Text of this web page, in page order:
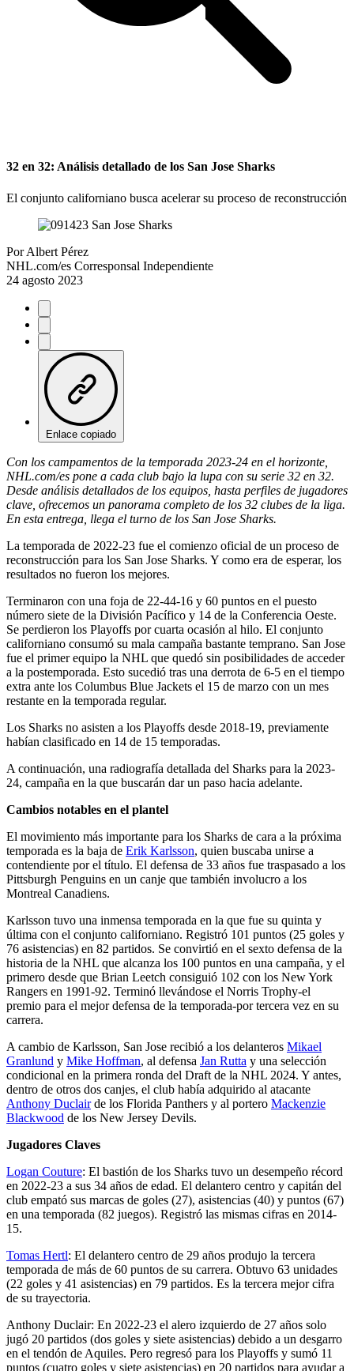
32 en 32: Análisis detallado de los San Jose Sharks
El conjunto californiano busca acelerar su proceso de reconstrucción
Por Albert Pérez
NHL.com/es Corresponsal Independiente
24 agosto 2023
Enlace copiado
Con los campamentos de la temporada 2023-24 en el horizonte,
NHL.com/es pone a cada club bajo la lupa con su serie 32 en 32.
Desde análisis detallados de los equipos, hasta perfiles de jugadores
clave, ofrecemos un panorama completo de los 32 clubes de la liga.
En esta entrega, llega el turno de los San Jose Sharks.
La temporada de 2022-23 fue el comienzo oficial de un proceso de
reconstrucción para los San Jose Sharks. Y como era de esperar, los
resultados no fueron los mejores.
Terminaron con una foja de 22-44-16 y 60 puntos en el puesto
número siete de la División Pacífico y 14 de la Conferencia Oeste.
Se perdieron los Playoffs por cuarta ocasión al hilo. El conjunto
californiano consumó su mala campaña bastante temprano. San Jose
fue el primer equipo la NHL que quedó sin posibilidades de acceder
a la postemporada. Esto sucedió tras una derrota de 6-5 en el tiempo
extra ante los Columbus Blue Jackets el 15 de marzo con un mes
restante en la temporada regular.
Los Sharks no asisten a los Playoffs desde 2018-19, previamente
habían clasificado en 14 de 15 temporadas.
A continuación, una radiografía detallada del Sharks para la 2023-
24, campaña en la que buscarán dar un paso hacia adelante.
Cambios notables en el plantel
El movimiento más importante para los Sharks de cara a la próxima
temporada es la baja de Erik Karlsson, quien buscaba unirse a
contendiente por el título. El defensa de 33 años fue traspasado a los
Pittsburgh Penguins en un canje que también involucro a los
Montreal Canadiens.
Karlsson tuvo una inmensa temporada en la que fue su quinta y
última con el conjunto californiano. Registró 101 puntos (25 goles y
76 asistencias) en 82 partidos. Se convirtió en el sexto defensa de la
historia de la NHL que alcanza los 100 puntos en una campaña, y el
primero desde que Brian Leetch consiguió 102 con los New York
Rangers en 1991-92. Terminó llevándose el Norris Trophy-el
premio para el mejor defensa de la temporada-por tercera vez en su
carrera.
A cambio de Karlsson, San Jose recibió a los delanteros Mikael
Granlund y Mike Hoffman, al defensa Jan Rutta y una selección
condicional en la primera ronda del Draft de la NHL 2024. Y antes,
dentro de otros dos canjes, el club había adquirido al atacante
Anthony Duclairde los Florida Panthers y al portero Mackenzie
Blackwood de los New Jersey Devils.
Jugadores Claves
Logan Couture: El bastión de los Sharks tuvo un desempeño récord
en 2022-23 a sus 34 años de edad. El delantero centro y capitán del
club empató sus marcas de goles (27), asistencias (40) y puntos (67)
en una temporada (82 juegos). Registró las mismas cifras en 2014-
15.
Tomas Hertl: El delantero centro de 29 años produjo la tercera
temporada de más de 60 puntos de su carrera. Obtuvo 63 unidades
(22 goles y 41 asistencias) en 79 partidos. Es la tercera mejor cifra
de su trayectoria.
Anthony Duclair: En 2022-23 el alero izquierdo de 27 años solo
jugó 20 partidos (dos goles y siete asistencias) debido a un desgarro
en el tendón de Aquiles. Pero regresó para los Playoffs y sumó 11
puntos (cuatro goles y siete asistencias) en 20 partidos para ayudar a